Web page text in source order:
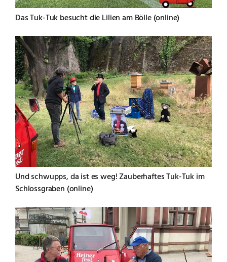
Das Tuk-Tuk besucht die Lilien am Bölle (online)
Und schwupps, da ist es weg! Zauberhaftes Tuk-Tuk im
Schlossgraben (online)